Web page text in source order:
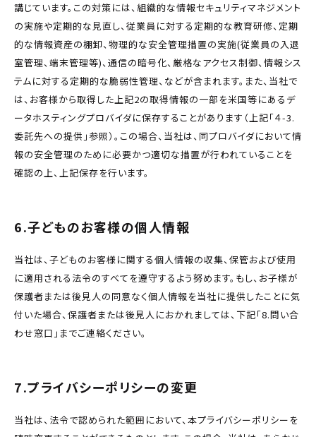
講じています。この対策には、組織的な情報セキュリティマネジメント
の実施や定期的な見直し、従業員に対する定期的な教育研修、定期
的な情報資産の棚卸、物理的な安全管理措置の実施(従業員の入退
室管理、端末管理等)、通信の暗号化、厳格なアクセス制御、情報シス
テムに対する定期的な脆弱性管理、などが含まれます。また、当社で
は、お客様から取得した上記2の取得情報の一部を米国等にあるデ
ータホスティングプロバイダに保存することがあります（上記「４-3.
委託先への提供」参照）。この場合、当社は、同プロバイダにおいて情
報の安全管理のために必要かつ適切な措置が行われていることを
確認の上、上記保存を行います。
6.子どものお客様の個人情報
当社は、子どものお客様に関する個人情報の収集、保管および使用
に適用される法令のすべてを遵守するよう努めます。もし、お子様が
保護者または後見人の同意なく個人情報を当社に提供したことに気
付いた場合、保護者または後見人におかれましては、下記「8.問い合
わせ窓口」までご連絡ください。
7.プライバシーポリシーの変更
当社は、法令で認められた範囲において、本プライバシーポリシーを